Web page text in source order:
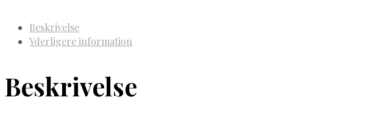
Beskrivelse
Yderligere information
Beskrivelse